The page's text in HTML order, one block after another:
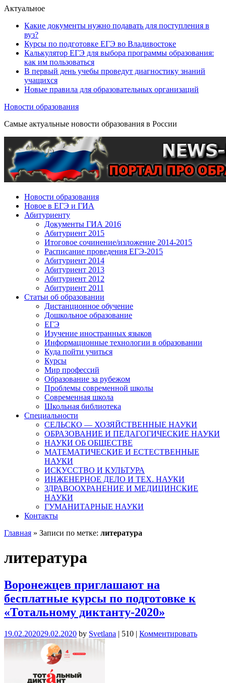
Актуальное
Какие документы нужно подавать для поступления в
вуз?
Курсы по подготовке ЕГЭ во Владивостоке
Калькулятор ЕГЭ для выбора программы образования:
как им пользоваться
В первый день учебы проведут диагностику знаний
учащихся
Новые правила для образовательных организаций
Новости образования
Самые актуальные новости образования в России
Новости образования
Новое в ЕГЭ и ГИА
Абитуриенту
Документы ГИА 2016
Абитуриент 2015
Итоговое сочинение/изложение 2014-2015
Расписание проведения ЕГЭ-2015
Абитуриент 2014
Абитуриент 2013
Абитуриент 2012
Абитуриент 2011
Статьи об образовании
Дистанционное обучение
Дошкольное образование
ЕГЭ
Изучение иностранных языков
Информационные технологии в образовании
Куда пойти учиться
Курсы
Мир профессий
Образование за рубежом
Проблемы современной школы
Современная школа
Школьная библиотека
Специальности
СЕЛЬСКО — ХОЗЯЙСТВЕННЫЕ НАУКИ
ОБРАЗОВАНИЕ И ПЕДАГОГИЧЕСКИЕ НАУКИ
НАУКИ ОБ ОБЩЕСТВЕ
МАТЕМАТИЧЕСКИЕ И ЕСТЕСТВЕННЫЕ
НАУКИ
ИСКУССТВО И КУЛЬТУРА
ИНЖЕНЕРНОЕ ДЕЛО И ТЕХ. НАУКИ
ЗДРАВООХРАНЕНИЕ И МЕДИЦИНСКИЕ
НАУКИ
ГУМАНИТАРНЫЕ НАУКИ
Контакты
Главная » Записи по метке: литература
литература
Воронежцев приглашают на
бесплатные курсы по подготовке к
«Тотальному диктанту-2020»
19.02.202029.02.2020 by Svetlana | 510 | Комментировать